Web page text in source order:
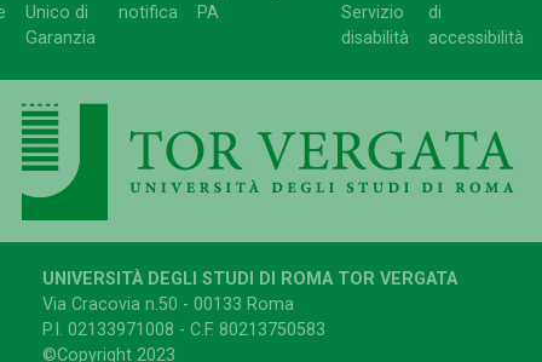
Unico di
Garanzia
notifica
PA
Servizio
disabilità
di
accessibilità
UNIVERSITÀ DEGLI STUDI DI ROMA TOR VERGATA
Via Cracovia n.50 - 00133 Roma
P.I. 02133971008 - C.F. 80213750583
©Copyright 2023